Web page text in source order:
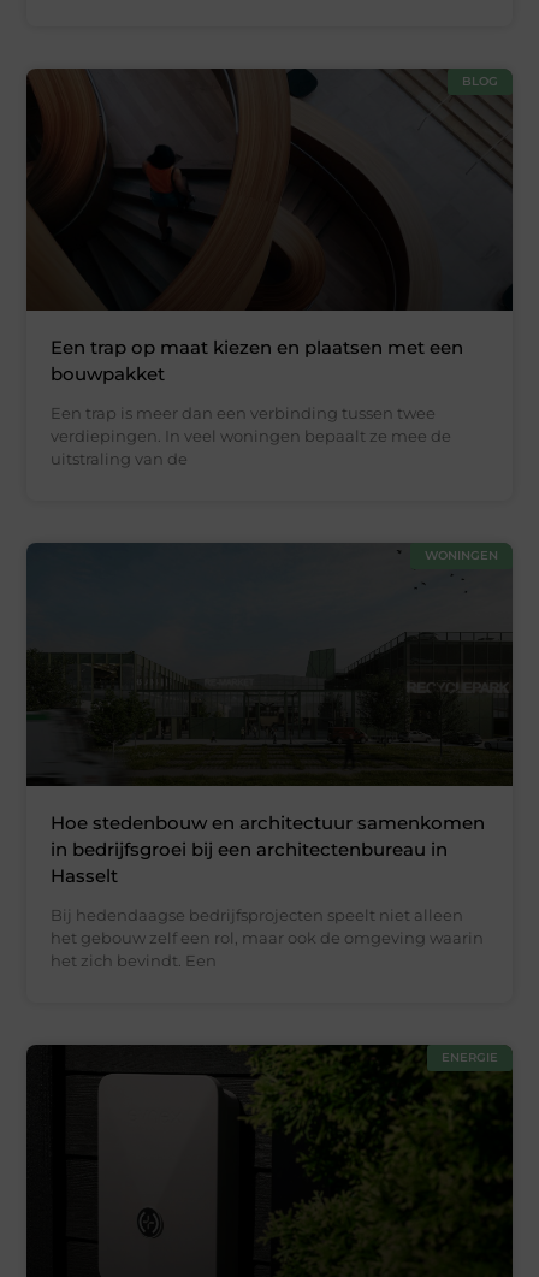
BLOG
Een trap op maat kiezen en plaatsen met een
bouwpakket
Een trap is meer dan een verbinding tussen twee
verdiepingen. In veel woningen bepaalt ze mee de
uitstraling van de
WONINGEN
Hoe stedenbouw en architectuur samenkomen
in bedrijfsgroei bij een architectenbureau in
Hasselt
Bij hedendaagse bedrijfsprojecten speelt niet alleen
het gebouw zelf een rol, maar ook de omgeving waarin
het zich bevindt. Een
ENERGIE